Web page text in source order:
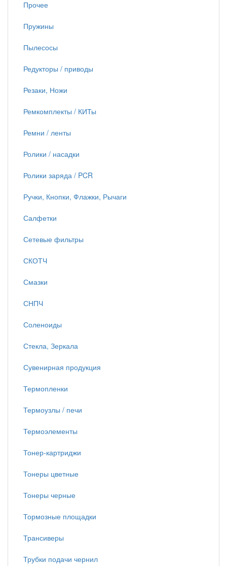
Прочее
Пружины
Пылесосы
Редукторы / приводы
Резаки, Ножи
Ремкомплекты / КИТы
Ремни / ленты
Ролики / насадки
Ролики заряда / PCR
Ручки, Кнопки, Флажки, Рычаги
Салфетки
Сетевые фильтры
СКОТЧ
Смазки
СНПЧ
Соленоиды
Стекла, Зеркала
Сувенирная продукция
Термопленки
Термоузлы / печи
Термоэлементы
Тонер-картриджи
Тонеры цветные
Тонеры черные
Тормозные площадки
Трансиверы
Трубки подачи чернил